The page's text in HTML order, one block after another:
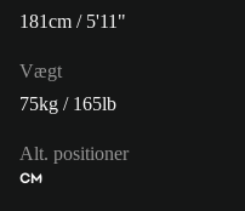
181cm / 5'11"
Vægt
75kg / 165lb
Alt. positioner
CM